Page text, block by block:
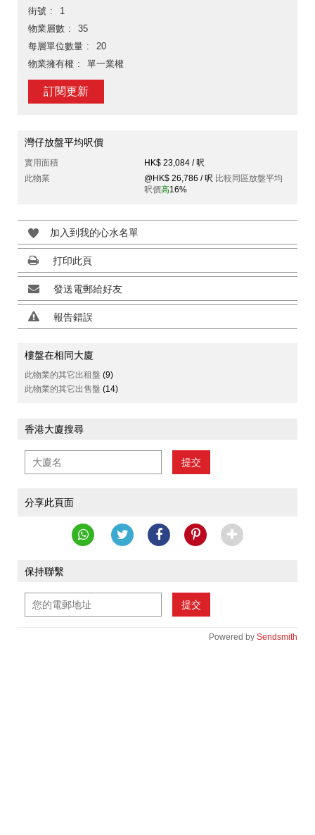
街號
1
物業層數
35
每層單位數量
20
物業擁有權
單一業權
訂閱更新
灣仔放盤平均呎價
實用面積
HK$ 23,084 / 呎
此物業
@HK$ 26,786 / 呎 比較同區放盤平均
呎價高16%
加入到我的心水名單
打印此頁
發送電郵給好友
報告錯誤
樓盤在相同大廈
此物業的其它出租盤 (9)
此物業的其它出售盤 (14)
香港大廈搜尋
提交
分享此頁面
保持聯繫
提交
Powered by Sendsmith